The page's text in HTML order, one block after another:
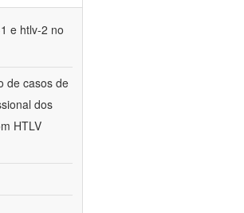
e htlv-2 no
de casos de
dos
HTLV